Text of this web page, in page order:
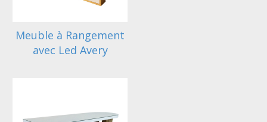
Meuble à Rangement
avec Led Avery